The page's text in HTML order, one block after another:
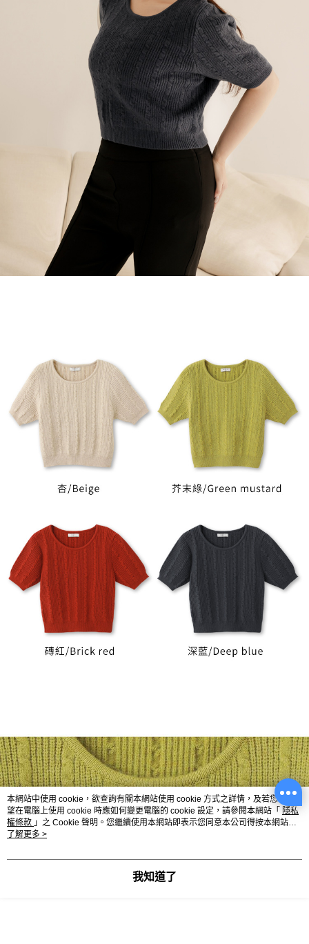
本網站中使用 cookie，欲查詢有關本網站使用 cookie 方式之詳情，及若您不希
望在電腦上使用 cookie 時應如何變更電腦的 cookie 設定，請參閱本網站「 隱私
權條款 」之 Cookie 聲明。您繼續使用本網站即表示您同意本公司得按本網站使
用條款之 Cookie 聲明使用 cookie。
了解更多 >
我知道了